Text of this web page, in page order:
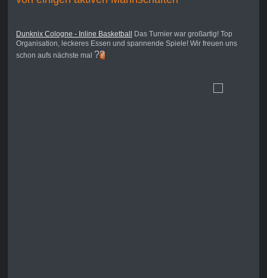
Dunknix Cologne - Inline Basketball
Das Turnier war großartig! Top
Organisation, leckeres Essen und spannende Spiele! Wir freuen uns
schon aufs nächste mal ??